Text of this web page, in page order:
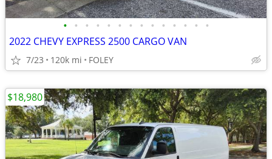
• • • • • • • • • • • • • •
2022 CHEVY EXPRESS 2500 CARGO VAN
7/23 120k mi FOLEY
$18,980